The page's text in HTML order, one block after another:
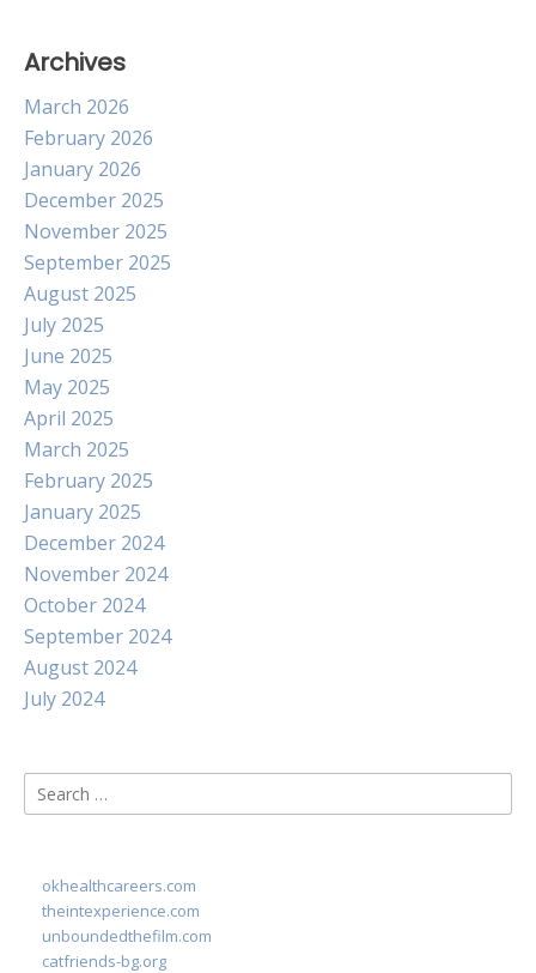
Archives
March 2026
February 2026
January 2026
December 2025
November 2025
September 2025
August 2025
July 2025
June 2025
May 2025
April 2025
March 2025
February 2025
January 2025
December 2024
November 2024
October 2024
September 2024
August 2024
July 2024
Search
for:
okhealthcareers.com
theintexperience.com
unboundedthefilm.com
catfriends-bg.org